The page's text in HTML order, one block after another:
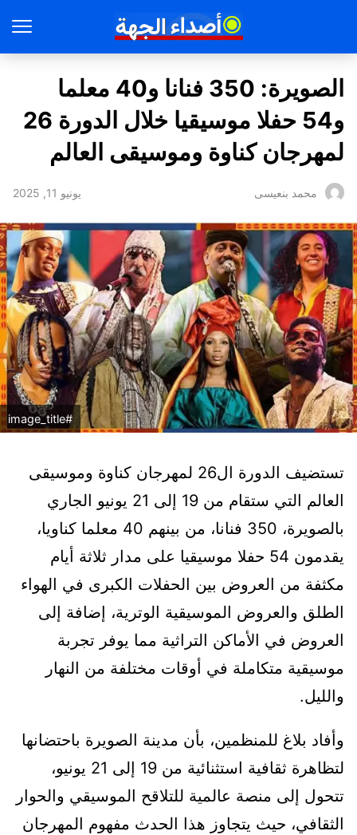
الصويرة: 350 فنانا و40 معلما
و54 حفلا موسيقيا خلال الدورة 26
لمهرجان كناوة وموسيقى العالم
محمد بنعيسى يونيو 11, 2025
#image_title
تستضيف الدورة ال26 لمهرجان كناوة وموسيقى
العالم التي ستقام من 19 إلى 21 يونيو الجاري
بالصويرة، 350 فنانا، من بينهم 40 معلما كناويا،
يقدمون 54 حفلا موسيقيا على مدار ثلاثة أيام
مكثفة من العروض بين الحفلات الكبرى في الهواء
الطلق والعروض الموسيقية الوترية، إضافة إلى
العروض في الأماكن التراثية مما يوفر تجربة
موسيقية متكاملة في أوقات مختلفة من النهار
والليل.
وأفاد بلاغ للمنظمين، بأن مدينة الصويرة باحتضانها
لتظاهرة ثقافية استثنائية من 19 إلى 21 يونيو،
تتحول إلى منصة عالمية للتلاقح الموسيقي والحوار
الثقافي، حيث يتجاوز هذا الحدث مفهوم المهرجان